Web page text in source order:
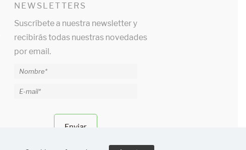
NEWSLETTERS
Suscríbete a nuestra newsletter y
recibirás todas nuestras novedades
por email.
Enviar